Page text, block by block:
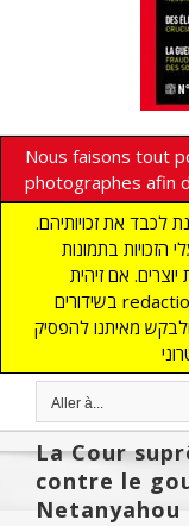
Nous faisons tout
photographes afin
לכבד את זכויותיהם.
הזכויות בתמונות
בנושא זכויות יוצרים. אם זיהית
בשידורים redaction@israelmagazine.co.il שלנו תמונה שאתה
ולבקש מאיתנו להפסיק
Aller à...
La Cour
contre le
Netanyahou